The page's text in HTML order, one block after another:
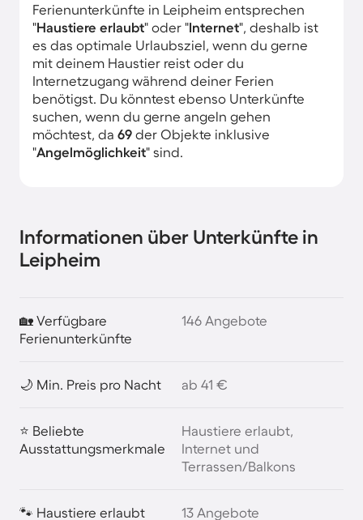
Ferienunterkünfte in Leipheim entsprechen
"Haustiere erlaubt" oder "Internet", deshalb ist
es das optimale Urlaubsziel, wenn du gerne
mit deinem Haustier reist oder du
Internetzugang während deiner Ferien
benötigst. Du könntest ebenso Unterkünfte
suchen, wenn du gerne angeln gehen
möchtest, da 69 der Objekte inklusive
"Angelmöglichkeit" sind.
Informationen über Unterkünfte in
Leipheim
🏡 Verfügbare
Ferienunterkünfte
146 Angebote
🌙 Min. Preis pro Nacht ab 41 €
⭐ Beliebte
Ausstattungsmerkmale
Haustiere erlaubt,
Internet und
Terrassen/Balkons
🐾 Haustiere erlaubt 13 Angebote